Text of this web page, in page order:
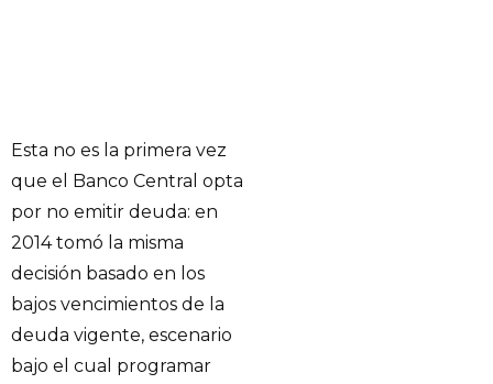
Esta no es la primera vez
que el Banco Central opta
por no emitir deuda: en
2014 tomó la misma
decisión basado en los
bajos vencimientos de la
deuda vigente, escenario
bajo el cual programar